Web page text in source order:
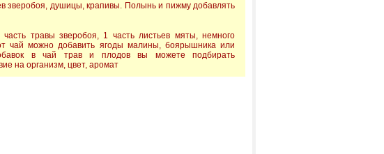
зверобоя, душицы, крапивы. Полынь и пижму добавлять
травы зверобоя, 1 часть листьев мяты, немного
чай можно добавить ягоды малины, боярышника или
в чай трав и плодов вы можете подбирать
на организм, цвет, аромат